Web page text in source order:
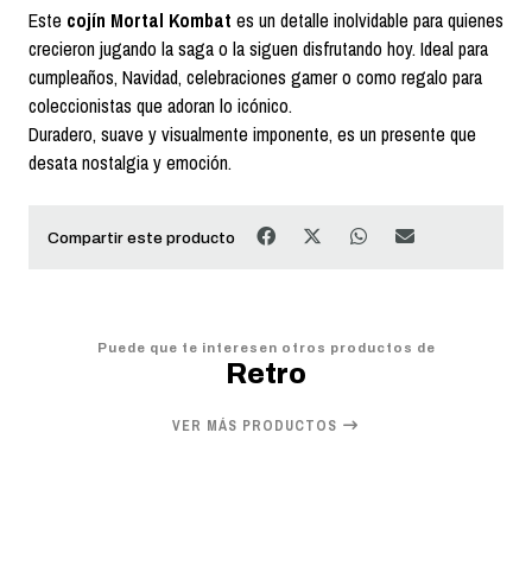
Este cojín Mortal Kombat es un detalle inolvidable para quienes
crecieron jugando la saga o la siguen disfrutando hoy. Ideal para
cumpleaños, Navidad, celebraciones gamer o como regalo para
coleccionistas que adoran lo icónico.
Duradero, suave y visualmente imponente, es un presente que
desata nostalgia y emoción.
Compartir este producto
Puede que te interesen otros productos de
Retro
VER MÁS PRODUCTOS